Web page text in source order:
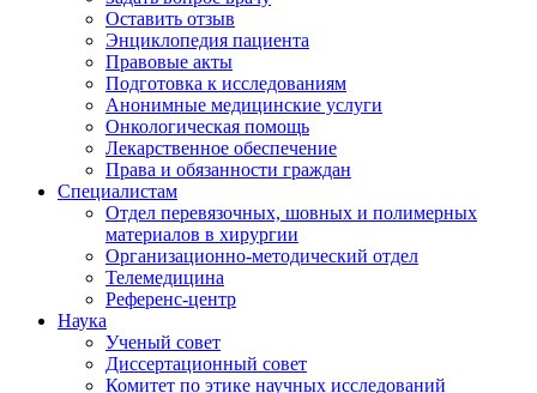
Оставить отзыв
Энциклопедия пациента
Правовые акты
Подготовка к исследованиям
Анонимные медицинские услуги
Онкологическая помощь
Лекарственное обеспечение
Права и обязанности граждан
Специалистам
Отдел перевязочных, шовных и полимерных
материалов в хирургии
Организационно-методический отдел
Телемедицина
Референс-центр
Наука
Ученый совет
Диссертационный совет
Комитет по этике научных исследований